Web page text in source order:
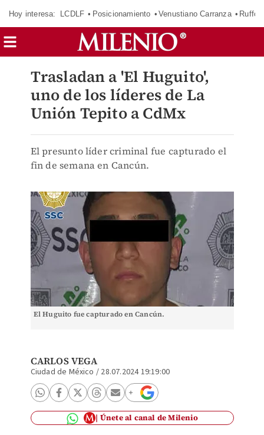
Hoy interesa: LCDLF Posicionamiento Venustiano Carranza Ruffo
Trasladan a 'El Huguito',
uno de los líderes de La
Unión Tepito a CdMx
El presunto líder criminal fue capturado el
fin de semana en Cancún.
El Huguito fue capturado en Cancún.
CARLOS VEGA
Ciudad de México / 28.07.2024 19:19:00
Únete al canal de Milenio